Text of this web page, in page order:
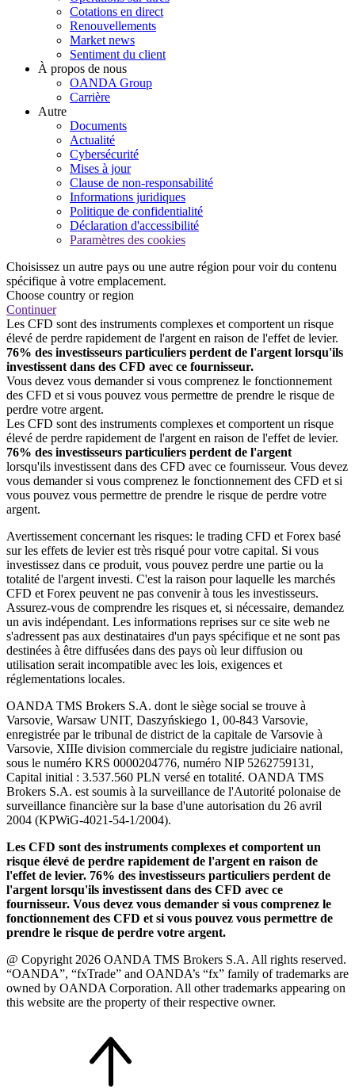
Cotations en direct
Renouvellements
Market news
Sentiment du client
À propos de nous
OANDA Group
Carrière
Autre
Documents
Actualité
Cybersécurité
Mises à jour
Clause de non-responsabilité
Informations juridiques
Politique de confidentialité
Déclaration d'accessibilité
Paramètres des cookies
Choisissez un autre pays ou une autre région pour voir du contenu
spécifique à votre emplacement.
Choose country or region
Continuer
Les CFD sont des instruments complexes et comportent un risque
élevé de perdre rapidement de l'argent en raison de l'effet de levier.
76% des investisseurs particuliers perdent de l'argent lorsqu'ils
investissent dans des CFD avec ce fournisseur.
Vous devez vous demander si vous comprenez le fonctionnement
des CFD et si vous pouvez vous permettre de prendre le risque de
perdre votre argent.
Les CFD sont des instruments complexes et comportent un risque
élevé de perdre rapidement de l'argent en raison de l'effet de levier.
76% des investisseurs particuliers perdent de l'argent
lorsqu'ils investissent dans des CFD avec ce fournisseur. Vous devez
vous demander si vous comprenez le fonctionnement des CFD et si
vous pouvez vous permettre de prendre le risque de perdre votre
argent.
Avertissement concernant les risques: le trading CFD et Forex basé
sur les effets de levier est très risqué pour votre capital. Si vous
investissez dans ce produit, vous pouvez perdre une partie ou la
totalité de l'argent investi. C'est la raison pour laquelle les marchés
CFD et Forex peuvent ne pas convenir à tous les investisseurs.
Assurez-vous de comprendre les risques et, si nécessaire, demandez
un avis indépendant. Les informations reprises sur ce site web ne
s'adressent pas aux destinataires d'un pays spécifique et ne sont pas
destinées à être diffusées dans des pays où leur diffusion ou
utilisation serait incompatible avec les lois, exigences et
réglementations locales.
OANDA TMS Brokers S.A. dont le siège social se trouve à
Varsovie, Warsaw UNIT, Daszyńskiego 1, 00-843 Varsovie,
enregistrée par le tribunal de district de la capitale de Varsovie à
Varsovie, XIIIe division commerciale du registre judiciaire national,
sous le numéro KRS 0000204776, numéro NIP 5262759131,
Capital initial : 3.537.560 PLN versé en totalité. OANDA TMS
Brokers S.A. est soumis à la surveillance de l'Autorité polonaise de
surveillance financière sur la base d'une autorisation du 26 avril
2004 (KPWiG-4021-54-1/2004).
Les CFD sont des instruments complexes et comportent un
risque élevé de perdre rapidement de l'argent en raison de
l'effet de levier. 76% des investisseurs particuliers perdent de
l'argent lorsqu'ils investissent dans des CFD avec ce
fournisseur. Vous devez vous demander si vous comprenez le
fonctionnement des CFD et si vous pouvez vous permettre de
prendre le risque de perdre votre argent.
@ Copyright 2026 OANDA TMS Brokers S.A. All rights reserved.
“OANDA”, “fxTrade” and OANDA’s “fx” family of trademarks are
owned by OANDA Corporation. All other trademarks appearing on
this website are the property of their respective owner.